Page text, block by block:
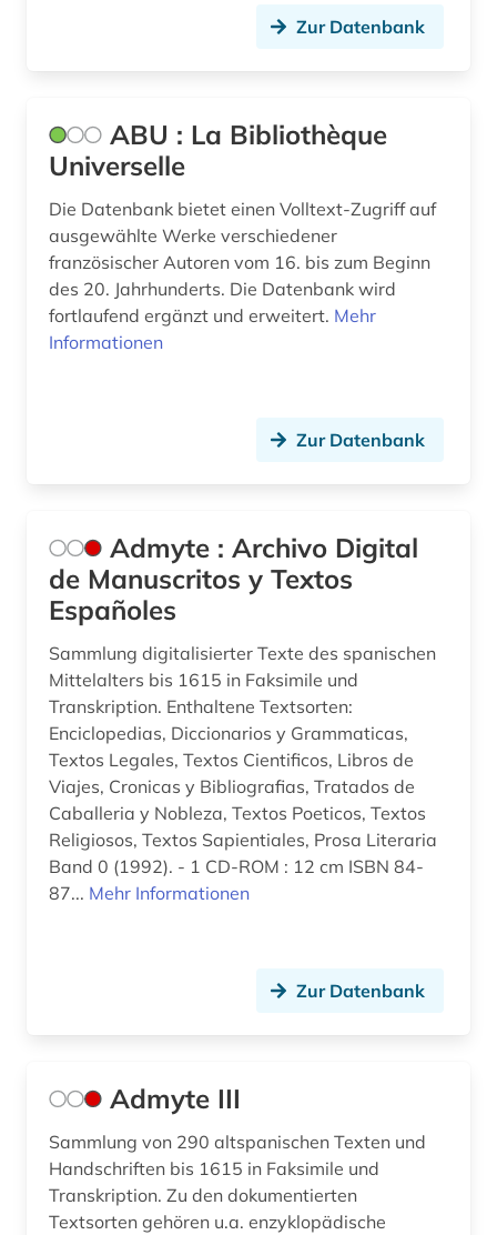
dante <alighieri> (1)
darstellende kunst (1)
biologe; geologe (1)
dauphiné (1)
deutsch (35)
dialekt (1)
dichtung (1)
didaktik (2)
die rougon-macquart (1)
digital humanities (1)
digitalisat (1)
digitalisierung (1)
dokumentarfilm (1)
drama (7)
Zur Datenbank
ABU : La Bibliothèque
Universelle
Die Datenbank bietet einen Volltext-Zugriff auf
ausgewählte Werke verschiedener
französischer Autoren vom 16. bis zum Beginn
des 20. Jahrhunderts. Die Datenbank wird
fortlaufend ergänzt und erweitert. Mehr
Informationen
Zur Datenbank
Admyte : Archivo Digital
de Manuscritos y Textos
Españoles
Sammlung digitalisierter Texte des spanischen
Mittelalters bis 1615 in Faksimile und
Transkription. Enthaltene Textsorten:
Enciclopedias, Diccionarios y Grammaticas,
Textos Legales, Textos Cientificos, Libros de
Viajes, Cronicas y Bibliografias, Tratados de
Caballeria y Nobleza, Textos Poeticos, Textos
Religiosos, Textos Sapientiales, Prosa Literaria
Band 0 (1992). - 1 CD-ROM : 12 cm ISBN 84-
87... Mehr Informationen
Zur Datenbank
Admyte III
Sammlung von 290 altspanischen Texten und
Handschriften bis 1615 in Faksimile und
Transkription. Zu den dokumentierten
Textsorten gehören u.a. enzyklopädische